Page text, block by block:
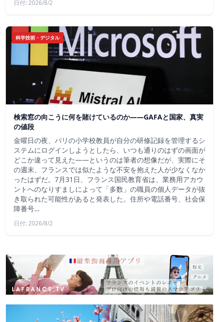
日付: 2026/8/2
科学技術・デジタル
検索窓の向こうに何を賭けているのか——GAFAと国家、真実
の値段
金曜日の夜、パリの小学校教員が自分の研修記録を管理するシ
ステムにログインしようとしたら、いつも通りのはずの画面が
どこか違って見えた——というのは筆者の想像だが、実際にそ
の週末、フランスでは似たような不安を抱えた人が少なくなか
ったはずだ。7月31日、フランス国民教育省は、業務用アカウ
ントへのなりすましによって「多数」の職員の個人データが抜
き取られた可能性があると発表した。住所や電話番号、社会保
障番号…
日付: 2026/8/2